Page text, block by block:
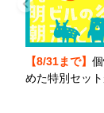
【8/31まで】
めた特別セッ